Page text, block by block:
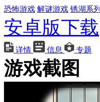
恐怖游戏 解谜游戏 锈湖系列
安卓版下载
详情 信息 专题
游戏截图